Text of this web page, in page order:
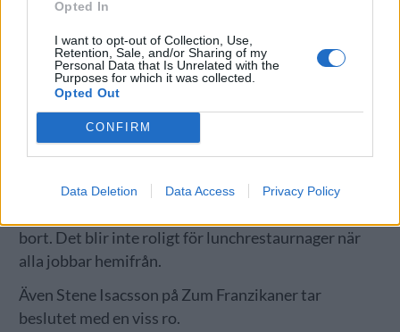
Opted In
I want to opt-out of Collection, Use,
Retention, Sale, and/or Sharing of my
Personal Data that Is Unrelated with the
Purposes for which it was collected.
Opted Out
CONFIRM
Data Deletion Data Access Privacy Policy
– Man är van nu med att ställa om. Det var jobbigare
kommit in i jobblivet och nu får sparken nu, många
bort. Det blir inte roligt för lunchrestaurnager när
alla jobbar hemifrån.
Även Stene Isacsson på Zum Franzikaner tar
beslutet med en viss ro.